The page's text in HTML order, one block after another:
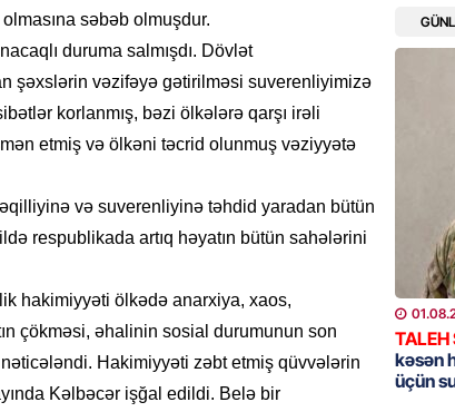
səbəb olmuşdur.
duruma salmışdı. Dövlət
şəxslərin vəzifəyə gətirilməsi suverenliyimizə
korlanmış, bəzi ölkələrə qarşı irəli
etmiş və ölkəni təcrid olunmuş vəziyyətə
və suverenliyinə təhdid yaradan bütün
respublikada artıq həyatın bütün sahələrini
hakimiyyəti ölkədə anarxiya, xaos,
çökməsi, əhalinin sosial durumunun son
nəticələndi. Hakimiyyəti zəbt etmiş qüvvələrin
Kəlbəcər işğal edildi. Belə bir
ÖZƏL
səfəri
BANNER
TALEH
kəsən
üçün